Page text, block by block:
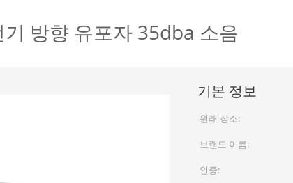
방향 유포자 35dba 소음
기본 정보
원래 장소:
브랜드 이름:
인증: